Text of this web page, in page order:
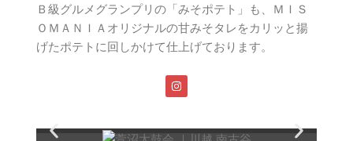
Ｂ級グルメグランプリの「みそポテト」も、ＭＩＳ
ＯＭＡＮＩＡオリジナルの甘みそタレをカリッと揚
げたポテトに回しかけて仕上げております。